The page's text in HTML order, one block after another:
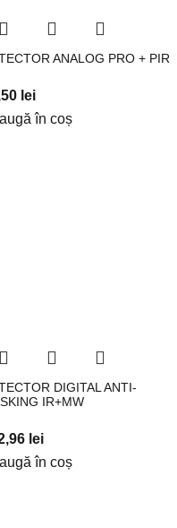
ANALOG PRO + PIR
lei
în coș
DIGITAL ANTI-
IR+MW
lei
în coș